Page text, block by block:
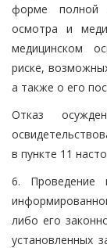
форме полной
осмотра и
медицинском
риске,
а также о его
Отказ
в пункте 11
6. Проведение
либо его
установленных